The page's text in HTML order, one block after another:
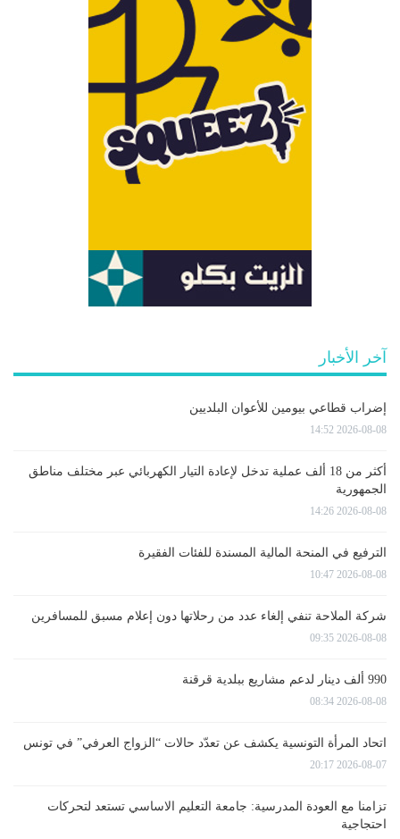
آخر الأخبار
إضراب قطاعي بيومين للأعوان البلديين
2026-08-08 14:52
أكثر من 18 ألف عملية تدخل لإعادة التيار الكهربائي عبر مختلف مناطق
الجمهورية
2026-08-08 14:26
الترفيع في المنحة المالية المسندة للفئات الفقيرة
2026-08-08 10:47
شركة الملاحة تنفي إلغاء عدد من رحلاتها دون إعلام مسبق للمسافرين
2026-08-08 09:35
990 ألف دينار لدعم مشاريع ببلدية قرقنة
2026-08-08 08:34
اتحاد المرأة التونسية يكشف عن تعدّد حالات “الزواج العرفي” في تونس
2026-08-07 20:17
تزامنا مع العودة المدرسية: جامعة التعليم الاساسي تستعد لتحركات
احتجاجية